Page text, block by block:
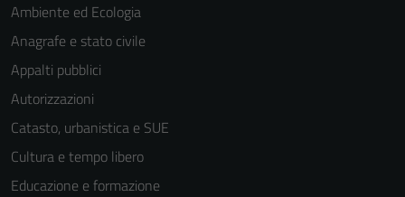
Ambiente ed Ecologia
Anagrafe e stato civile
Appalti pubblici
Autorizzazioni
Catasto, urbanistica e SUE
Cultura e tempo libero
Educazione e formazione